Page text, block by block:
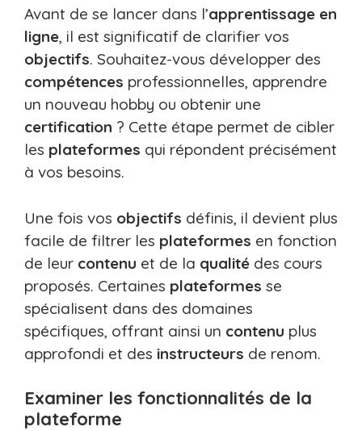
Avant de se lancer dans l’apprentissage en
ligne, il est significatif de clarifier vos
objectifs. Souhaitez-vous développer des
compétences professionnelles, apprendre
un nouveau hobby ou obtenir une
certification ? Cette étape permet de cibler
les plateformes qui répondent précisément
à vos besoins.
Une fois vos objectifs définis, il devient plus
facile de filtrer les plateformes en fonction
de leur contenu et de la qualité des cours
proposés. Certaines plateformes se
spécialisent dans des domaines
spécifiques, offrant ainsi un contenu plus
approfondi et des instructeurs de renom.
Examiner les fonctionnalités de la
plateforme